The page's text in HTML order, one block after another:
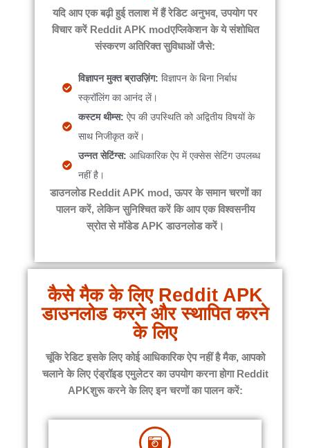
यदि आप एक बढ़ी हुई तलाश में हैंरेडिटअनुभव, उपयोग पर
विचार करें Reddit APK modएप्लिकेशन के ये संशोधित
संस्करण अतिरिक्त सुविधाओं जैसे:
विज्ञापन मुक्त ब्राउज़िंग: विज्ञापन के बिना निर्बाध
स्क्रॉलिंग का आनंद लें।
कस्टम थीम्स: ऐप की उपस्थिति को अद्वितीय विषयों के
साथ निजीकृत करें।
उन्नत सेटिंग्स: आधिकारिक ऐप में एक्सेस सेटिंग उपलब्ध
नहीं है।
डाउनलोड Reddit APK mod, ऊपर के समान चरणों का
पालन करें, लेकिन सुनिश्चित करें कि आप एक विश्वसनीय
स्रोत से मॉडेड APK डाउनलोड करें।
कैसे मैक के लिए Reddit APK
डाउनलोड करने और स्थापित करने
के लिए
चूंकिरेडिटइसके लिए कोई आधिकारिक ऐप नहीं हैमैक, आपको
चलाने के लिए एंड्रॉइड एमुलेटर का उपयोग करना होगा Reddit
APKशुरू करने के लिए इन चरणों का पालन करें: